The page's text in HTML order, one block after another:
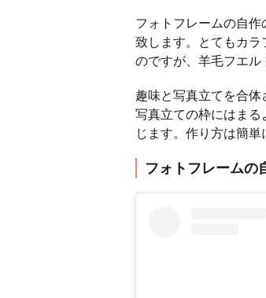
フォトフレームの自
致します。とてもカ
のですが、羊毛フエル
趣味と写真立てを合体
写真立ての枠にはま
じます。作り方は簡
フォトフレーム